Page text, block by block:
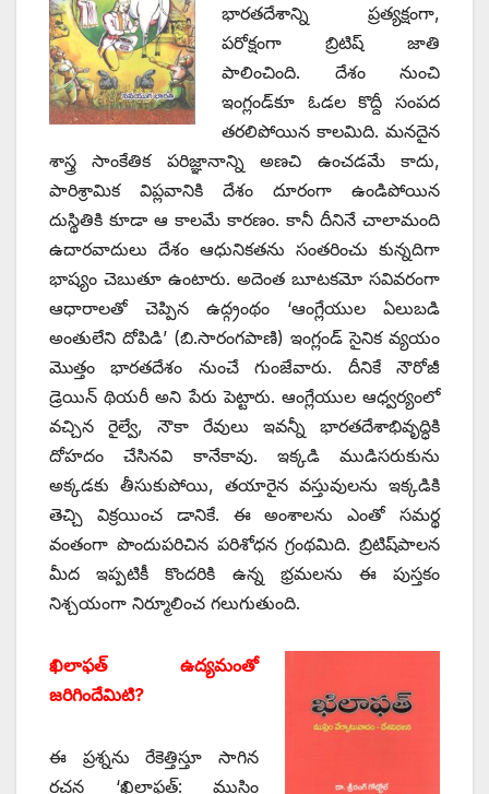
భారతదేశాన్ని ప్రత్యక్షంగా,
పరోక్షంగా బ్రిటిష్‌ ‌జాతి
పాలించింది. దేశం నుంచి
ఇంగ్లండ్‌కూ ఓడల కొద్దీ సంపద
తరలిపోయిన కాలమిది. మనదైన
శాస్త్ర సాంకేతిక పరిజ్ఞానాన్ని అణచి ఉంచడమే కాదు,
పారిశ్రామిక విప్లవానికి దేశం దూరంగా ఉండిపోయిన
దుస్థితికి కూడా ఆ కాలమే కారణం. కానీ దీనినే చాలామంది
ఉదారవాదులు దేశం ఆధునికతను సంతరించు కున్నదిగా
భాష్యం చెబుతూ ఉంటారు. అదెంత బూటకమో సవివరంగా
ఆధారాలతో చెప్పిన ఉద్గ్రంథం ‘ఆంగ్లేయుల ఏలుబడి
అంతులేని దోపిడి’ (బి.సారంగపాణి) ఇంగ్లండ్‌ ‌సైనిక వ్యయం
మొత్తం భారతదేశం నుంచే గుంజేవారు. దీనికే నౌరోజీ
డ్రెయిన్‌ ‌థియరీ అని పేరు పెట్టారు. ఆంగ్లేయుల ఆధ్వర్యంలో
వచ్చిన రైల్వే, నౌకా రేవులు ఇవన్నీ భారతదేశాభివృద్ధికి
దోహదం చేసినవి కానేకావు. ఇక్కడి ముడిసరుకును
అక్కడకు తీసుకుపోయి, తయారైన వస్తువులను ఇక్కడికి
తెచ్చి విక్రయించ డానికే. ఈ అంశాలను ఎంతో సమర్థ
వంతంగా పొందుపరిచిన పరిశోధన గ్రంథమిది. బ్రిటిష్‌పాలన
మీద ఇప్పటికీ కొందరికి ఉన్న భ్రమలను ఈ పుస్తకం
నిశ్చయంగా నిర్మూలించ గలుగుతుంది.
ఖిలాఫత్‌ ఉద్యమంతో
జరిగిందేమిటి?
ఈ ప్రశ్నను రేకెత్తిస్తూ సాగిన
రచన ‘ఖిలాఫత్‌: ‌ముస్లిం